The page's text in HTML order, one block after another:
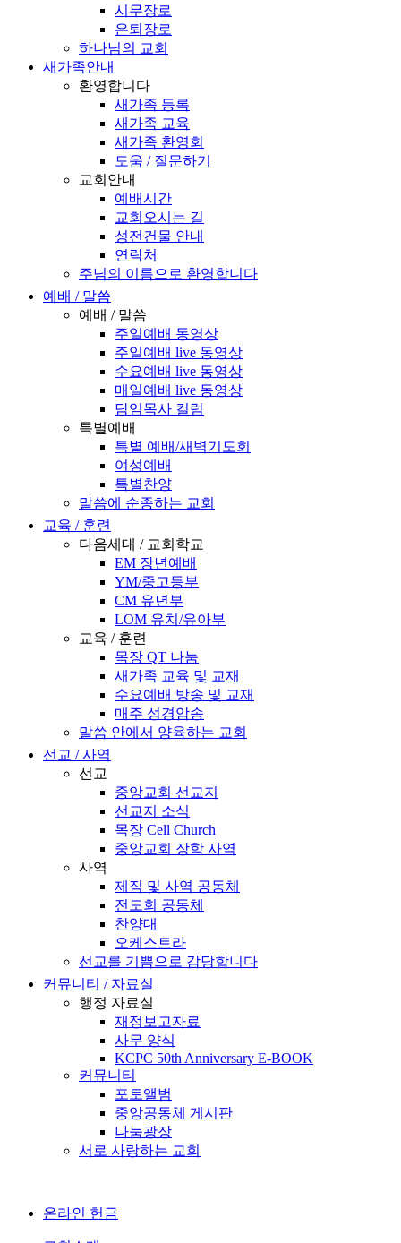
시무장로
은퇴장로
하나님의 교회
새가족안내
환영합니다
새가족 등록
새가족 교육
새가족 환영회
도움 / 질문하기
교회안내
예배시간
교회오시는 길
성전건물 안내
연락처
주님의 이름으로 환영합니다
예배 / 말씀
예배 / 말씀
주일예배 동영상
주일예배 live 동영상
수요예배 live 동영상
매일예배 live 동영상
담임목사 컬럼
특별예배
특별 예배/새벽기도회
여성예배
특별찬양
말씀에 순종하는 교회
교육 / 훈련
다음세대 / 교회학교
EM 장년예배
YM/중고등부
CM 유년부
LOM 유치/유아부
교육 / 훈련
목장 QT 나눔
새가족 교육 및 교재
수요예배 방송 및 교재
매주 성경암송
말씀 안에서 양육하는 교회
선교 / 사역
선교
중앙교회 선교지
선교지 소식
목장 Cell Church
중앙교회 장학 사역
사역
제직 및 사역 공동체
전도회 공동체
찬양대
오케스트라
선교를 기쁨으로 감당합니다
커뮤니티 / 자료실
행정 자료실
재정보고자료
사무 양식
KCPC 50th Anniversary E-BOOK
커뮤니티
포토앨범
중앙공동체 게시판
나눔광장
서로 사랑하는 교회
온라인 헌금